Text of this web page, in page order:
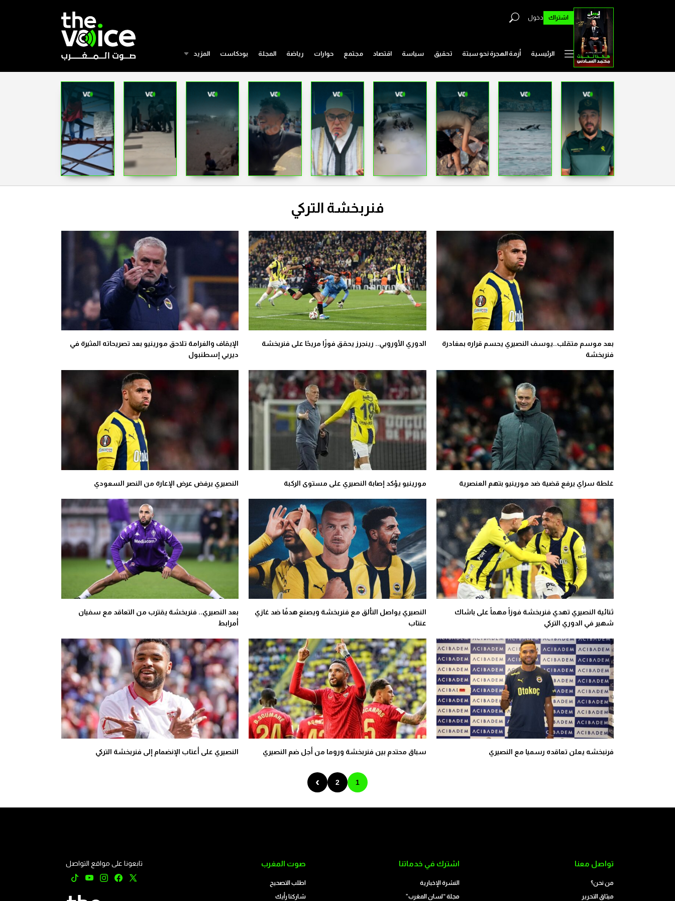
اشتراك دخول
الرئيسية أزمة الهجرة نحو سبتة تحقيق سياسة اقتصاد مجتمع حوارات رياضة المجلة بودكاست المزيد
فنربخشة التركي
بعد موسم متقلب..يوسف النصيري يحسم قراره بمغادرة
فنربخشة
الدوري الأوروبي.. رينجرز يحقق فوزًا مريحًا على فنربخشة
الإيقاف والغرامة تلاحق مورينيو بعد تصريحاته المثيرة في
ديربي إسطنبول
غلطة سراي يرفع قضية ضد مورينيو بتهم العنصرية مورينيو يؤكد إصابة النصيري على مستوى الركبة النصيري يرفض عرض الإعارة من النصر السعودي
ثنائية النصيري تهدي فنربخشة فوزاً مهماً على باشاك
شهير في الدوري التركي
النصيري يواصل التألق مع فنربخشة ويصنع هدفًا ضد غازي
عنتاب
بعد النصيري.. فنربخشة يقترب من التعاقد مع سفيان
أمرابط
فرنبخشه يعلن تعاقده رسميا مع النصيري سباق محتدم بين فنربخشة وروما من أجل ضم النصيري النصيري على أعتاب الإنضمام إلى فنربخشة التركي
1
2
›
تواصل معنا
من نحن؟
ميثاق التحرير
اشترك في خدماتنا
النشرة الإخبارية
مجلة “لسان المغرب”
صوت المغرب
اطلب التصحيح
شاركنا رأيك
تابعونا على مواقع التواصل